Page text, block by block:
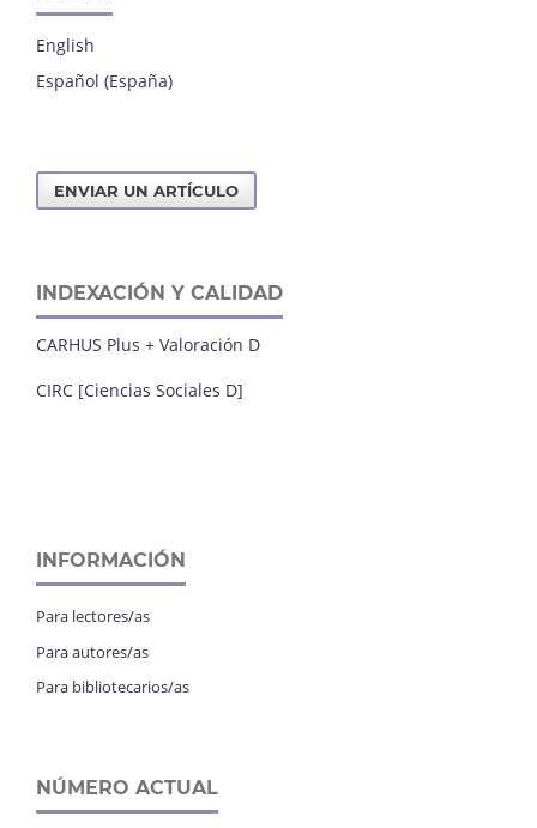
English
Español (España)
ENVIAR UN ARTÍCULO
INDEXACIÓN Y CALIDAD
CARHUS Plus + Valoración D
CIRC [Ciencias Sociales D]
INFORMACIÓN
Para lectores/as
Para autores/as
Para bibliotecarios/as
NÚMERO ACTUAL